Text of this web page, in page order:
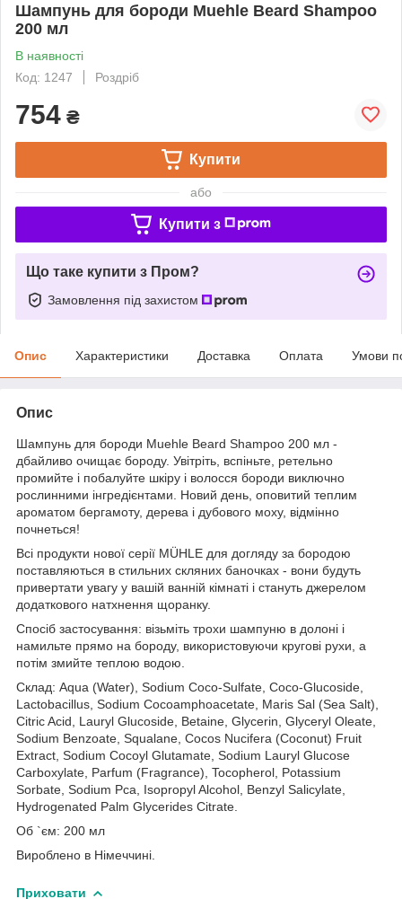
Шампунь для бороди Muehle Beard Shampoo
200 мл
В наявності
Код: 1247
Роздріб
754 ₴
Купити
або
Купити з
Що таке купити з Пром?
Замовлення під захистом
Опис Характеристики Доставка Оплата Умови
Опис
Шампунь для бороди Muehle Beard Shampoo 200 мл -
дбайливо очищає бороду. Увітріть, вспіньте, ретельно
промийте і побалуйте шкіру і волосся бороди виключно
рослинними інгредієнтами. Новий день, оповитий теплим
ароматом бергамоту, дерева і дубового моху, відмінно
почнеться!
Всі продукти нової серії MÜHLE для догляду за бородою
поставляються в стильних скляних баночках - вони будуть
привертати увагу у вашій ванній кімнаті і стануть джерелом
додаткового натхнення щоранку.
Спосіб застосування: візьміть трохи шампуню в долоні і
намильте прямо на бороду, використовуючи кругові рухи, а
потім змийте теплою водою.
Склад: Aqua (Water), Sodium Coco-Sulfate, Coco-Glucoside,
Lactobacillus, Sodium Cocoamphoacetate, Maris Sal (Sea Salt),
Citric Acid, Lauryl Glucoside, Betaine, Glycerin, Glyceryl Oleate,
Sodium Benzoate, Squalane, Cocos Nucifera (Coconut) Fruit
Extract, Sodium Cocoyl Glutamate, Sodium Lauryl Glucose
Carboxylate, Parfum (Fragrance), Tocopherol, Potassium
Sorbate, Sodium Pca, Isopropyl Alcohol, Benzyl Salicylate,
Hydrogenated Palm Glycerides Citrate.
Об `єм: 200 мл
Вироблено в Німеччині.
Приховати